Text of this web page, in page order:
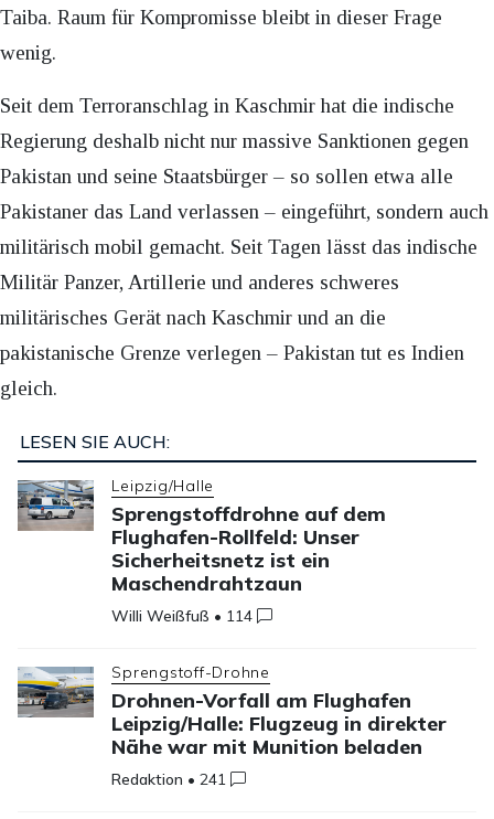
Taiba. Raum für Kompromisse bleibt in dieser Frage
wenig.
Seit dem Terroranschlag in Kaschmir hat die indische
Regierung deshalb nicht nur massive Sanktionen gegen
Pakistan und seine Staatsbürger – so sollen etwa alle
Pakistaner das Land verlassen – eingeführt, sondern auch
militärisch mobil gemacht. Seit Tagen lässt das indische
Militär Panzer, Artillerie und anderes schweres
militärisches Gerät nach Kaschmir und an die
pakistanische Grenze verlegen – Pakistan tut es Indien
gleich.
LESEN SIE AUCH:
Leipzig/Halle
Sprengstoffdrohne auf dem
Flughafen-Rollfeld: Unser
Sicherheitsnetz ist ein
Maschendrahtzaun
Willi Weißfuß • 114
Sprengstoff-Drohne
Drohnen-Vorfall am Flughafen
Leipzig/Halle: Flugzeug in direkter
Nähe war mit Munition beladen
Redaktion •241